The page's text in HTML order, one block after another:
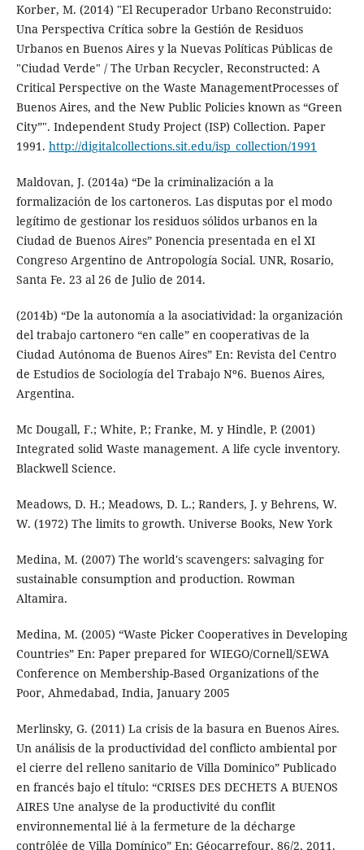
Korber, M. (2014) "El Recuperador Urbano Reconstruido:
Una Perspectiva Crítica sobre la Gestión de Residuos
Urbanos en Buenos Aires y la Nuevas Políticas Públicas de
"Ciudad Verde" / The Urban Recycler, Reconstructed: A
Critical Perspective on the Waste ManagementProcesses of
Buenos Aires, and the New Public Policies known as “Green
City”". Independent Study Project (ISP) Collection. Paper
1991. http://digitalcollections.sit.edu/isp_collection/1991
Maldovan, J. (2014a) “De la criminalización a la
formalización de los cartoneros. Las disputas por el modo
legítimo de gestionar los residuos sólidos urbanos en la
Ciudad de Buenos Aires” Ponencia presentada en el XI
Congreso Argentino de Antropología Social. UNR, Rosario,
Santa Fe. 23 al 26 de Julio de 2014.
(2014b) “De la autonomía a la asociatividad: la organización
del trabajo cartonero “en calle” en cooperativas de la
Ciudad Autónoma de Buenos Aires” En: Revista del Centro
de Estudios de Sociología del Trabajo Nº6. Buenos Aires,
Argentina.
Mc Dougall, F.; White, P.; Franke, M. y Hindle, P. (2001)
Integrated solid Waste management. A life cycle inventory.
Blackwell Science.
Meadows, D. H.; Meadows, D. L.; Randers, J. y Behrens, W.
W. (1972) The limits to growth. Universe Books, New York
Medina, M. (2007) The world's scavengers: salvaging for
sustainable consumption and production. Rowman
Altamira.
Medina, M. (2005) “Waste Picker Cooperatives in Developing
Countries” En: Paper prepared for WIEGO/Cornell/SEWA
Conference on Membership-Based Organizations of the
Poor, Ahmedabad, India, January 2005
Merlinsky, G. (2011) La crisis de la basura en Buenos Aires.
Un análisis de la productividad del conflicto ambiental por
el cierre del relleno sanitario de Villa Dominico” Publicado
en francés bajo el título: “CRISES DES DECHETS A BUENOS
AIRES Une analyse de la productivité du conflit
environnemental lié à la fermeture de la décharge
contrôlée de Villa Domínico” En: Géocarrefour, 86/2, 2011.